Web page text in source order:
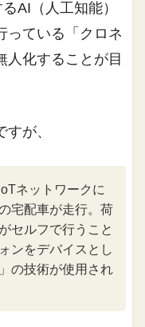
AI（人工知能）
っている「クロネ
人化することが目
が、
ネットワークに
宅配車が走行。荷
セルフで行うこと
ンをデバイスとし
の技術が使用され